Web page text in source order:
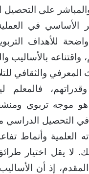
على التحصيل
الأساسي في
واضحة للأهداف
واقتناعه بالأساليب
والثقافي
وقدراتهم،
هو موجه تربوي
في التحصيل
العلمية وأنماط
لا يقل اختيار
إذ أن